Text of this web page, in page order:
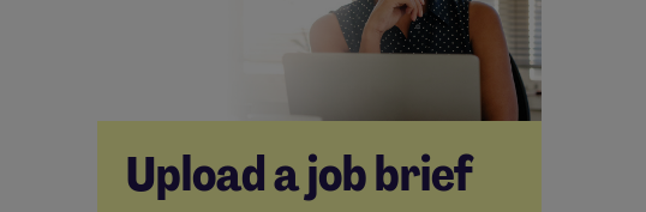
Upload a job brief